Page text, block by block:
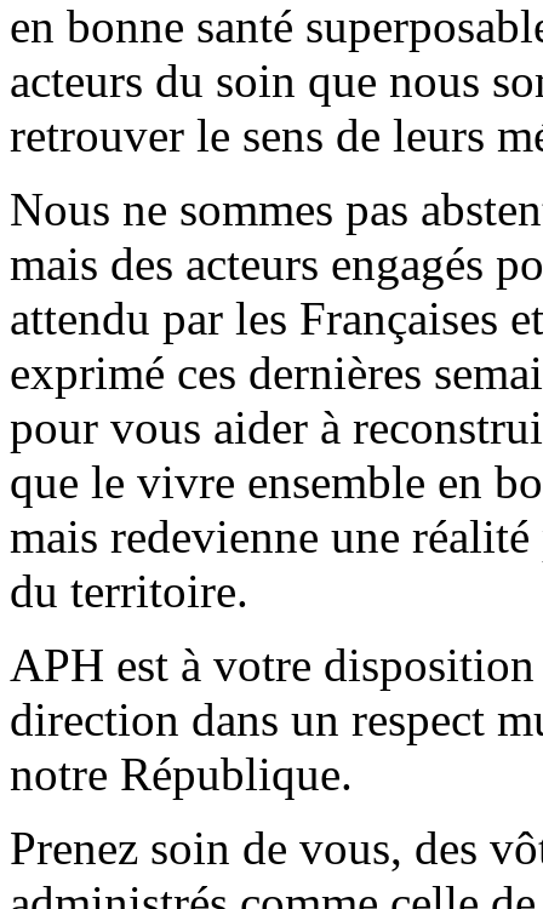
en bonne santé
acteurs du soin que nous
retrouver le sens de leurs
Nous ne sommes pas
mais des acteurs engagés
attendu par les Françaises
exprimé ces dernières
pour vous aider à
que le vivre ensemble en
mais redevienne une
du territoire.
APH est à votre
direction dans un respect
notre République.
Prenez soin de vous, des